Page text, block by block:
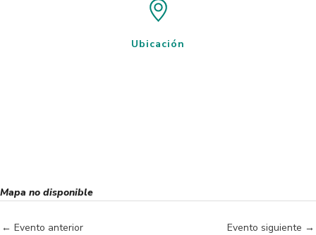
Ubicación
Mapa no disponible
← Evento anterior Evento siguiente →